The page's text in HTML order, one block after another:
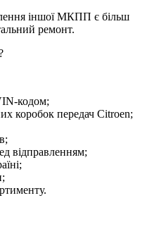
іншої МКПП є більш
ремонт.
кодом;
коробок передач Citroen;
відправленням;